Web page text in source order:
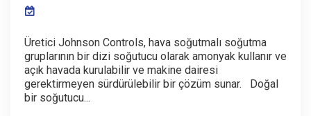
Üretici Johnson Controls, hava soğutmalı soğutma
gruplarının bir dizi soğutucu olarak amonyak kullanır ve
açık havada kurulabilir ve makine dairesi
gerektirmeyen sürdürülebilir bir çözüm sunar. Doğal
bir soğutucu...